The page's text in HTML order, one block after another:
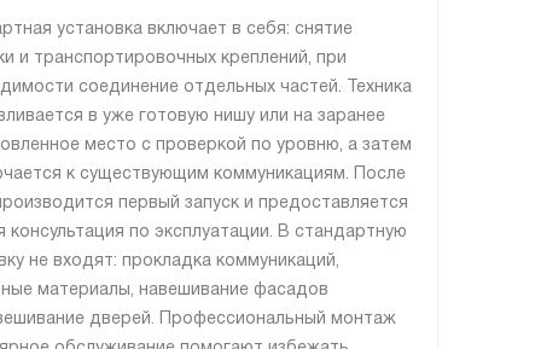
установка включает в себя: снятие
и транспортировочных креплений, при
соединение отдельных частей. Техника
в уже готовую нишу или на заранее
место с проверкой по уровню, а затем
к существующим коммуникациям. После
первый запуск и предоставляется
консультация по эксплуатации. В стандартную
не входят: прокладка коммуникаций,
материалы, навешивание фасадов
дверей. Профессиональный монтаж